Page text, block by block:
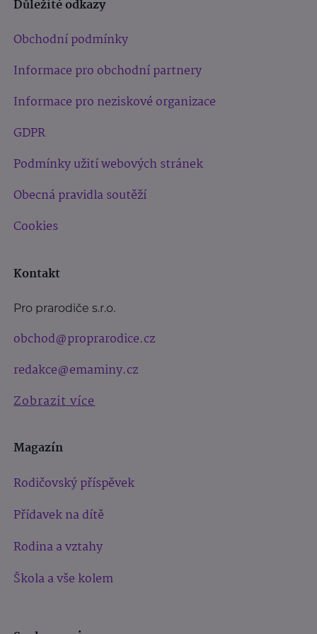
Důležité odkazy
Obchodní podmínky
Informace pro obchodní partnery
Informace pro neziskové organizace
GDPR
Podmínky užití webových stránek
Obecná pravidla soutěží
Cookies
Kontakt
Pro prarodiče s.r.o.
obchod@proprarodice.cz
redakce@emaminy.cz
Zobrazit více
Magazín
Rodičovský příspěvek
Přídavek na dítě
Rodina a vztahy
Škola a vše kolem